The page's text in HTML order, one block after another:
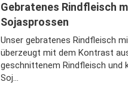
Gebratenes Rindfleisch
Sojasprossen
Unser gebratenes Rindfleisch
überzeugt mit dem Kontrast
geschnittenem Rindfleisch und
Soj...